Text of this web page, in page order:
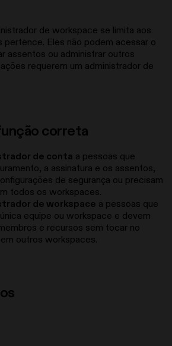
de workspace se limita aos
pertence. Eles não podem acessar o
assentos ou administrar outros
requerem um administrador de
correta
de conta a pessoas que
a assinatura e os assentos,
de segurança ou precisam
todos os workspaces.
de workspace a pessoas que
equipe ou workspace e devem
e recursos sem tocar no
outros workspaces.